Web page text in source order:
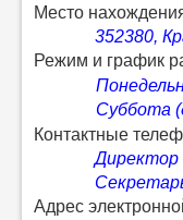
Место
352380,
Режим и график
Суббота
Контактные
Директор
Адрес